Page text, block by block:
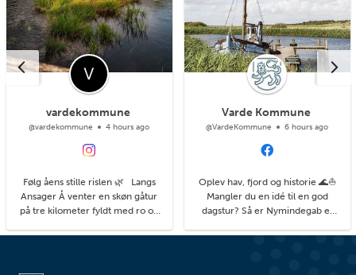
vardekommune
@vardekommune 4 hours ago
Følg åens stille rislen 🌿 Langs
Ansager Å venter en skøn gåtur
på tre kilometer fyldt med ro og
Stemmeværket mod Ansager.
Varde Kommune
@VardeKommune 6 hours ago
Oplev hav, fjord og historie 🌊⛵
Mangler du en idé til en god
dagstur? Så er Nymindegab et
andet de små stråtækte Esehuse,